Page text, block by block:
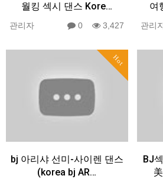
월킹 섹시 댄스 Kore…
관리자 0 3,427
여
관리
Hot
bj 아리샤 선미-사이렌 댄스
(korea bj AR…
BJ